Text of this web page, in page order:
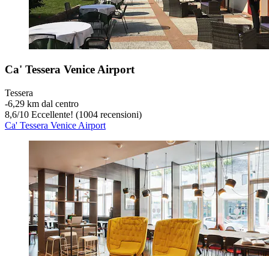
Ca' Tessera Venice Airport
Tessera
‐6,29 km dal centro
8,6/10 Eccellente! (1004 recensioni)
Ca' Tessera Venice Airport